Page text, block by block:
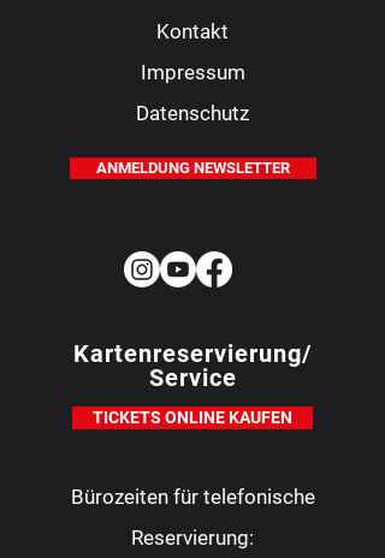
Kontakt
Impressum
Datenschutz
ANMELDUNG NEWSLETTER
Kartenreservierung/
Service
TICKETS ONLINE KAUFEN
Bürozeiten für telefonische
Reservierung: